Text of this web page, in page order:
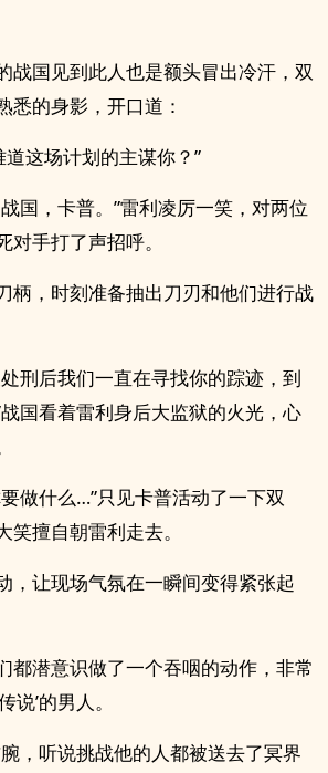
战国见到此人也是额头冒出冷汗，双
悉的身影，开口道：
道这场计划的主谋你？”
国，卡普。”雷利凌厉一笑，对两位
手打了声招呼。
柄，时刻准备抽出刀刃和他们进行战
刑后我们一直在寻找你的踪迹，到
国看着雷利身后大监狱的火光，心
做什么…”只见卡普活动了一下双
擅自朝雷利走去。
，让现场气氛在一瞬间变得紧张起
都潜意识做了一个吞咽的动作，非常
说’的男人。
，听说挑战他的人都被送去了冥界